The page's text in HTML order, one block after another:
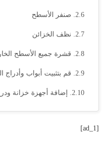
صنفر الأسطح
نظف الخزائن
قشرة جميع الأسطح
قم بتثبيت أبواب وأدراج
إضافة أجهزة خزانة
[ad_1]